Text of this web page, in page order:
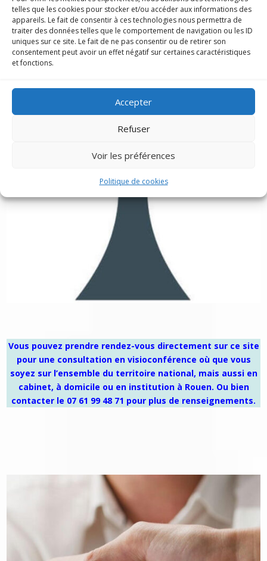
telles que les cookies pour stocker et/ou accéder aux informations des
appareils. Le fait de consentir à ces technologies nous permettra de
traiter des données telles que le comportement de navigation ou les ID
uniques sur ce site. Le fait de ne pas consentir ou de retirer son
consentement peut avoir un effet négatif sur certaines caractéristiques
et fonctions.
Accepter
Refuser
Voir les préférences
Politique de cookies
Vous pouvez prendre rendez-vous directement sur ce site
pour une consultation en visioconférence où que vous
soyez sur l’ensemble du territoire national, mais aussi en
cabinet, à domicile ou en institution à Rouen. Ou bien
contacter le 07 61 99 48 71 pour plus de renseignements.